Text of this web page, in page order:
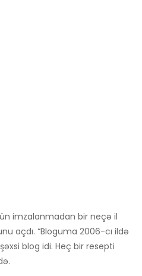
imzalanmadan bir neçə il
açdı. “Bloguma 2006-cı ildə
blog idi. Heç bir resepti